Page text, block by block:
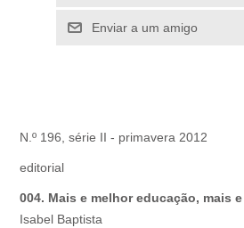
Enviar a um amigo
N.º 196, série II - primavera 2012
editorial
004. Mais e melhor educação, mais
Isabel Baptista